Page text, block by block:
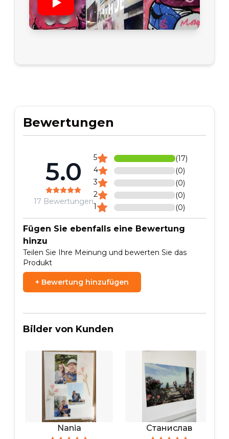
Bewertungen
5.0
17 Bewertungen
5 (17)
4
(0)
3
(0)
2
(0)
1
(0)
Fügen Sie ebenfalls eine Bewertung
hinzu
Teilen Sie Ihre Meinung und bewerten Sie das
Produkt
+ Bewertung hinzufügen
Bilder von Kunden
Nania Станислав